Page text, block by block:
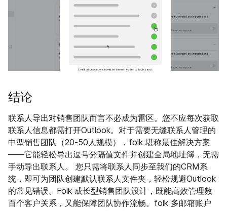
结论
联系人导出对销售团队而言不必成为雷区。您不应每次获取
联系人信息都需打开Outlook。对于需要无缝联系人管理的
中型销售团队（20-50人规模），folk 堪称最佳解决方案
——它能轻松导出逗号分隔值文件并创建全局地址簿，无需
手动导出联系人。 您只需将联系人同步至我们的CRM系
统，即可为团队创建默认联系人文件夹，轻松规避Outlook
的常见错误。Folk 成长型销售团队设计，既能高效管理数
百个客户关系，又能保障团队协作流畅。folk 多邮箱账户